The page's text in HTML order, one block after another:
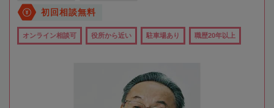
初回相談無料
オンライン相談可 役所から近い 駐車場あり 職歴20年以上